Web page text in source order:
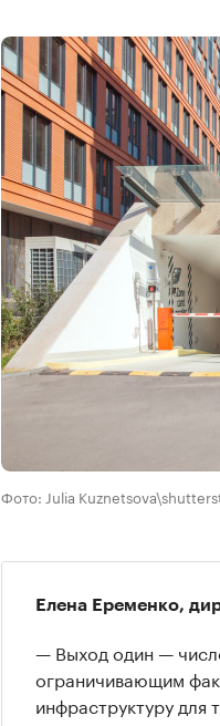
Фото: Julia
Елена Еременко,
— Выход один —
ограничивающим
инфраструктуру